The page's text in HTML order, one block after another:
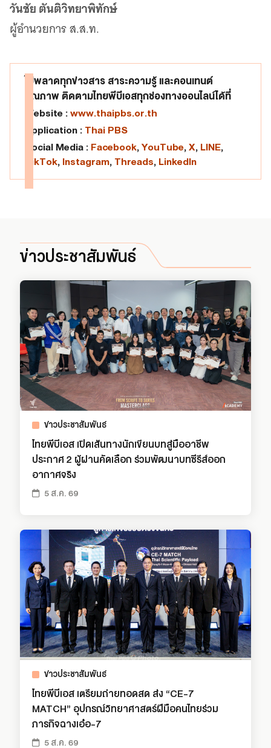
วันชัย ตันติวิทยาพิทักษ์
ผู้อำนวยการ ส.ส.ท.
ไม่พลาดทุกข่าวสาร สาระความรู้ และคอนเทนต์
คุณภาพ ติดตามไทยพีบีเอสทุกช่องทางออนไลน์ได้ที่
Website : www.thaipbs.or.th
Application : Thai PBS
Social Media : Facebook, YouTube, X, LINE,
TikTok, Instagram, Threads, LinkedIn
ข่าวประชาสัมพันธ์
ข่าวประชาสัมพันธ์
ไทยพีบีเอส เปิดเส้นทางนักเขียนบทสู่มืออาชีพ
ประกาศ 2 ผู้ผ่านคัดเลือก ร่วมพัฒนาบทซีรีส์ออก
อากาศจริง
5 ส.ค. 69
ข่าวประชาสัมพันธ์
ไทยพีบีเอส เตรียมถ่ายทอดสด ส่ง “CE-7
MATCH” อุปกรณ์วิทยาศาสตร์ฝีมือคนไทยร่วม
ภารกิจฉางเอ๋อ-7
5 ส.ค. 69